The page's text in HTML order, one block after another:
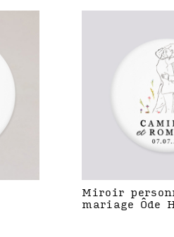
Miroir
mariage Ôde